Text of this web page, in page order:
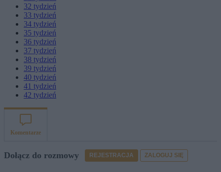
32 tydzień
33 tydzień
34 tydzień
35 tydzień
36 tydzień
37 tydzień
38 tydzień
39 tydzień
40 tydzień
41 tydzień
42 tydzień